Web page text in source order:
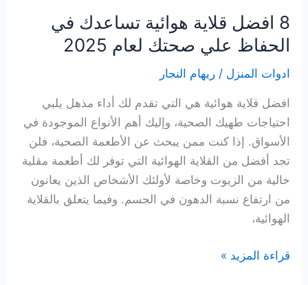
8 افضل قلاية هوائية تساعدك في
الحفاظ علي صحتك لعام 2025
ادوات المنزل /ريهام النجار
افضل قلاية هوائية هي التي تقدم لك أداء مذهل يلبي
احتياجات طهيك الصحية، وإليك أهم الأنواع الموجودة في
الأسواق. إذا كنت ممن يبحث عن الأطعمة الصحية، فلن
تجد أفضل من القلاية الهوائية التي توفر لك أطعمة مقلية
خالية من الزيوت وخاصة لأولئك الأشخاص الذين يعانون
من ارتفاع نسبة الدهون في الجسم. وفيما يتعلق بالقلاية
الهوائية،
8
قراءة المزيد »